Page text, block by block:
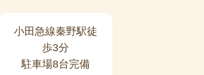
小田急線秦野駅徒
歩3分
駐車場8台完備